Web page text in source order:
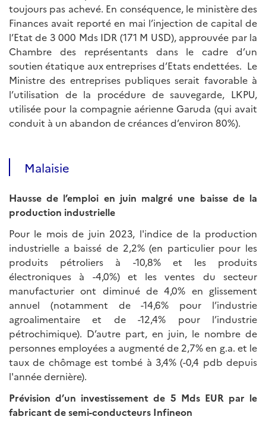
toujours pas achevé. En conséquence, le ministère des
Finances avait reporté en mai l’injection de capital de
l’Etat de 3 000 Mds IDR (171 M USD), approuvée par la
Chambre des représentants dans le cadre d’un
soutien étatique aux entreprises d’Etats endettées. Le
Ministre des entreprises publiques serait favorable à
l’utilisation de la procédure de sauvegarde, LKPU,
utilisée pour la compagnie aérienne Garuda (qui avait
conduit à un abandon de créances d’environ 80%).
Malaisie
Hausse de l’emploi en juin malgré une baisse de la
production industrielle
Pour le mois de juin 2023, l'indice de la production
industrielle a baissé de 2,2% (en particulier pour les
produits pétroliers à -10,8% et les produits
électroniques à -4,0%) et les ventes du secteur
manufacturier ont diminué de 4,0% en glissement
annuel (notamment de -14,6% pour l’industrie
agroalimentaire et de -12,4% pour l’industrie
pétrochimique). D’autre part, en juin, le nombre de
personnes employées a augmenté de 2,7% en g.a. et le
taux de chômage est tombé à 3,4% (-0,4 pdb depuis
l'année dernière).
Prévision d’un investissement de 5 Mds EUR par le
fabricant de semi-conducteurs Infineon